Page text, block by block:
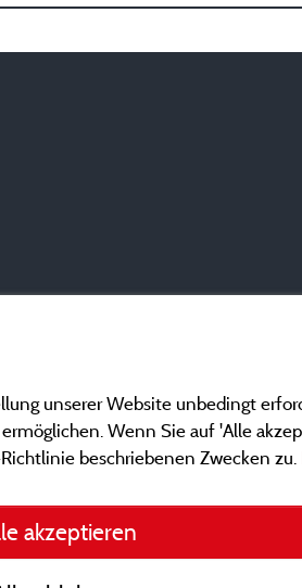
unserer Website unbedingt
Wenn Sie auf 'Alle
beschriebenen Zwecken zu.
akzeptieren